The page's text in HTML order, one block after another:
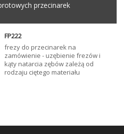
przecinarek
FP222
frezy do przecinarek na
zamówienie - uzębienie frezów i
kąty natarcia zębów zależą od
rodzaju ciętego materiału